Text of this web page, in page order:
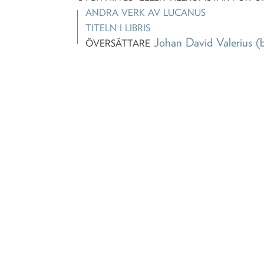
ANDRA VERK AV LUCANUS
TITELN I LIBRIS
ÖVERSÄTTARE Johan David Valerius